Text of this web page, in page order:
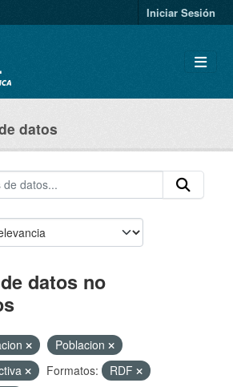
Iniciar Sesión
datos
datos no
Poblacion
Formatos:
RDF